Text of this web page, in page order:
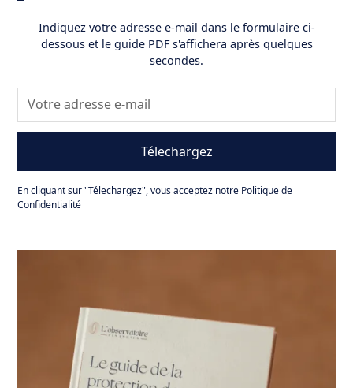
Indiquez votre adresse e-mail dans le formulaire ci-
dessous et le guide PDF s'affichera après quelques
secondes.
En cliquant sur "Télechargez", vous acceptez notre Politique de
Confidentialité